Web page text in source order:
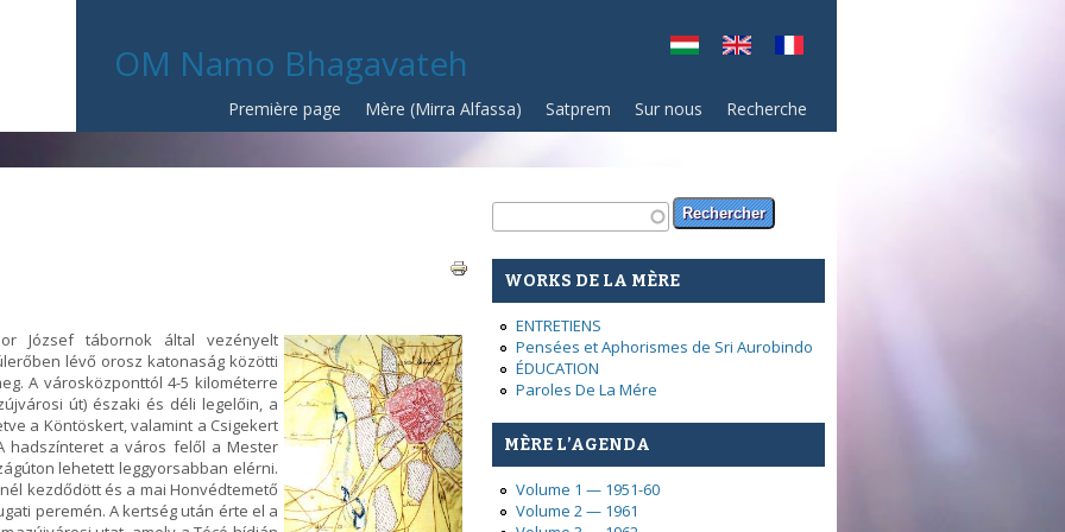
OM Namo Bhagavateh
Première page Mère (Mirra Alfassa) Satprem Sur nous Recherche
József tábornok által vezényelt
lévő orosz katonaság közötti
A városközponttól 4-5 kilométerre
út) északi és déli legelőin, a
a Köntöskert, valamint a Csigekert
hadszínteret a város felől a Mester
lehetett leggyorsabban elérni.
kezdődött és a mai Honvédtemető
peremén. A kertség után érte el a
Formulaire de recherche
Rechercher
WORKS DE LA MÈRE
ENTRETIENS
Pensées et Aphorismes de Sri Aurobindo
ÉDUCATION
Paroles De La Mére
MÈRE L’AGENDA
Volume 1 — 1951-60
Volume 2 — 1961